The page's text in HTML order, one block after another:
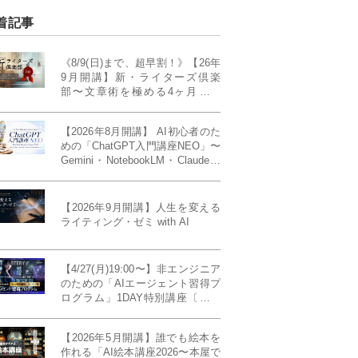
記事
《8/9(日)まで、超早割！》【26年
9月開講】新・ライターズ倶楽
部〜文章術を極める4ヶ月講義
【2026年8月開講】 AI初心者のた
めの「ChatGPT入門講座NEO」〜
Gemini・NotebookLM・Claudeま
座〕
【2026年9月開講】人生を変える
ライティング・ゼミ with AI
【4/27(月)19:00〜】非エンジニア
のための「AIエージェント習得プ
ログラム」1DAY特別講座〔パワ
【2026年5月開講】誰でも絵本を
作れる「AI絵本講座2026〜本屋で